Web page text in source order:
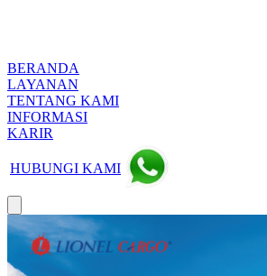
BERANDA
LAYANAN
TENTANG KAMI
INFORMASI
KARIR
HUBUNGI KAMI